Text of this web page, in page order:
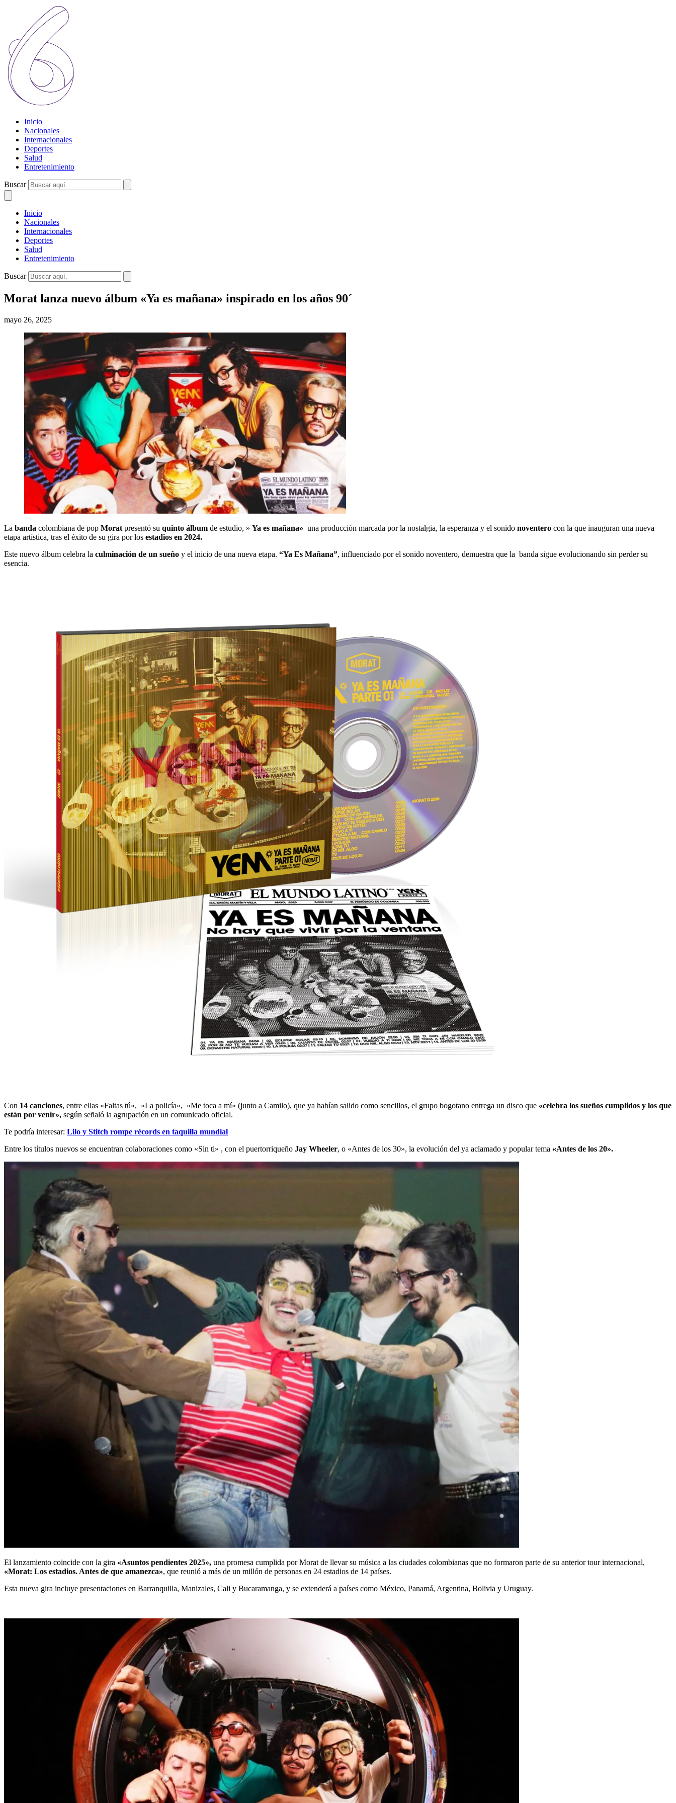
Inicio
Nacionales
Internacionales
Deportes
Salud
Entretenimiento
Buscar
Inicio
Nacionales
Internacionales
Deportes
Salud
Entretenimiento
Buscar
Morat lanza nuevo álbum «Ya es mañana» inspirado en los años 90´
mayo 26, 2025
La banda colombiana de pop Morat presentó su quinto álbum de estudio, » Ya es mañana» una producción marcada por la nostalgia, la esperanza y el sonido noventero con la que inauguran una nueva
etapa artística, tras el éxito de su gira por los estadios en 2024.
Este nuevo álbum celebra la culminación de un sueño y el inicio de una nueva etapa. “Ya Es Mañana”, influenciado por el sonido noventero, demuestra que la banda sigue evolucionando sin perder su
esencia.
Con 14 canciones, entre ellas «Faltas tú», «La policía», «Me toca a mí» (junto a Camilo), que ya habían salido como sencillos, el grupo bogotano entrega un disco que «celebra los sueños cumplidos y los que
están por venir», según señaló la agrupación en un comunicado oficial.
Te podría interesar: Lilo y Stitch rompe récords en taquilla mundial
Entre los títulos nuevos se encuentran colaboraciones como «Sin ti» , con el puertorriqueño Jay Wheeler, o «Antes de los 30», la evolución del ya aclamado y popular tema «Antes de los 20».
El lanzamiento coincide con la gira «Asuntos pendientes 2025», una promesa cumplida por Morat de llevar su música a las ciudades colombianas que no formaron parte de su anterior tour internacional,
«Morat: Los estadios. Antes de que amanezca», que reunió a más de un millón de personas en 24 estadios de 14 países.
Esta nueva gira incluye presentaciones en Barranquilla, Manizales, Cali y Bucaramanga, y se extenderá a países como México, Panamá, Argentina, Bolivia y Uruguay.